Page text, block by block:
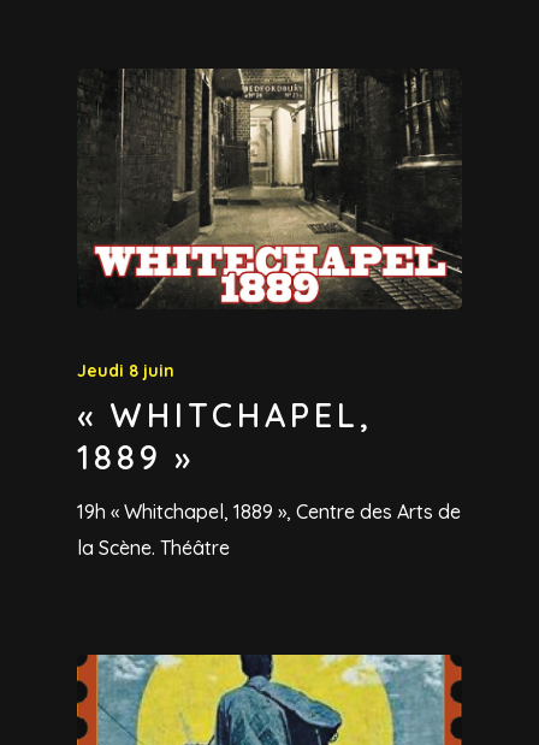
Jeudi 8 juin
« WHITCHAPEL,
1889 »
19h « Whitchapel, 1889 », Centre des Arts de
la Scène. Théâtre